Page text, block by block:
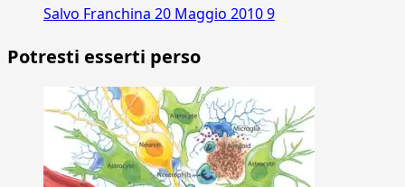
Salvo Franchina 20 Maggio 20109
Potresti esserti perso